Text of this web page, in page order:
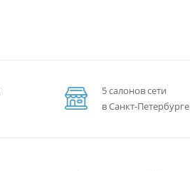
5 салонов сети
в Санкт-Петербурге